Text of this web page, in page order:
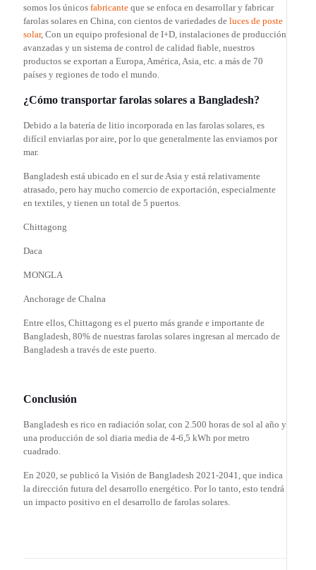
somos los únicos fabricante que se enfoca en desarrollar y fabricar
farolas solares en China, con cientos de variedades de luces de poste
solar, Con un equipo profesional de I+D, instalaciones de producción
avanzadas y un sistema de control de calidad fiable, nuestros
productos se exportan a Europa, América, Asia, etc. a más de 70
países y regiones de todo el mundo.
¿Cómo transportar farolas solares a Bangladesh?
Debido a la batería de litio incorporada en las farolas solares, es
difícil enviarlas por aire, por lo que generalmente las enviamos por
mar.
Bangladesh está ubicado en el sur de Asia y está relativamente
atrasado, pero hay mucho comercio de exportación, especialmente
en textiles, y tienen un total de 5 puertos.
Chittagong
Daca
MONGLA
Anchorage de Chalna
Entre ellos, Chittagong es el puerto más grande e importante de
Bangladesh, 80% de nuestras farolas solares ingresan al mercado de
Bangladesh a través de este puerto.
Conclusión
Bangladesh es rico en radiación solar, con 2.500 horas de sol al año y
una producción de sol diaria media de 4-6,5 kWh por metro
cuadrado.
En 2020, se publicó la Visión de Bangladesh 2021-2041, que indica
la dirección futura del desarrollo energético. Por lo tanto, esto tendrá
un impacto positivo en el desarrollo de farolas solares.